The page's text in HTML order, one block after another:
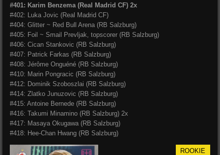
#401: Karim Benzema (Real Madrid CF) 2x
#402: Luka Jovic (Real Madrid CF)
#404: Glitter ~ Red Bull Arena (RB Salzburg)
#405: Foil ~ Smail Prevljak, topscorer (RB Salzburg)
#406: Cican Stankovic (RB Salzburg)
#407: Patrick Farkas (RB Salzburg)
#408: Jérôme Onguéné (RB Salzburg)
#410: Marin Pongracic (RB Salzburg)
#412: Dominik Szoboszlai (RB Salzburg)
#414: Zlatko Junuzovic (RB Salzburg)
#415: Antoine Bernede (RB Salzburg)
#416: Takumi Minamino (RB Salzburg) 2x
#417: Masaya Okugawa (RB Salzburg)
#418: Hee-Chan Hwang (RB Salzburg)
ROOKIE